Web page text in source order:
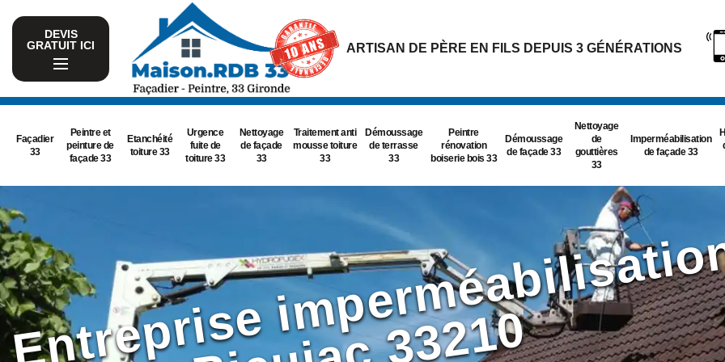
DEVIS
GRATUIT ICI
ARTISAN DE PÈRE EN FILS DEPUIS 3 GÉNÉRATIONS
Façadier
33
Peintre et
peinture de
façade 33
Etanchéité
toiture 33
Urgence
fuite de
toiture 33
Nettoyage
de façade
33
Traitement anti
mousse toiture
33
Démoussage
de terrasse
33
Peintre
rénovation
boiserie bois 33
Démoussage
de façade 33
Nettoyage
de
gouttières
33
Imperméabilisation
de façade 33